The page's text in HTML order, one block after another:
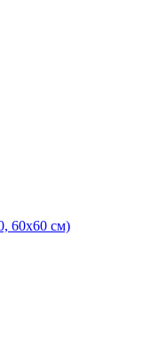
60х60 см)